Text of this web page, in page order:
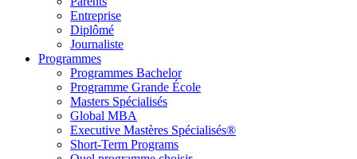
Entreprise
Diplômé
Journaliste
Programmes
Programmes Bachelor
Programme Grande École
Masters Spécialisés
Global MBA
Executive Mastères Spécialisés®
Short-Term Programs